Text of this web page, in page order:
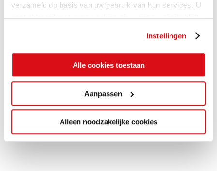
verzameld op basis van uw gebruik van hun services. U
gaat akkoord met onze cookies als u onze website blijft
Instellingen
Alle cookies toestaan
Aanpassen
Alleen noodzakelijke cookies